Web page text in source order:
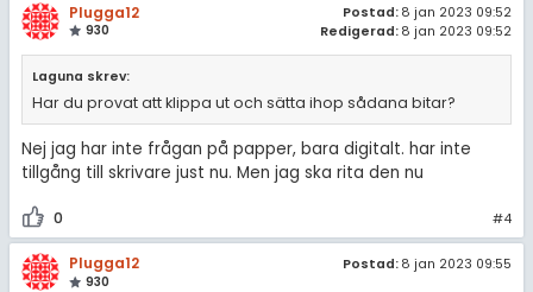
Plugga12
930
Postad: 8 jan 2023 09:52
Redigerad: 8 jan 2023 09:52
Laguna skrev:
Har du provat att klippa ut och sätta ihop sådana bitar?
Nej jag har inte frågan på papper, bara digitalt. har inte
tillgång till skrivare just nu. Men jag ska rita den nu
0 #4
Plugga12
930
Postad: 8 jan 2023 09:55